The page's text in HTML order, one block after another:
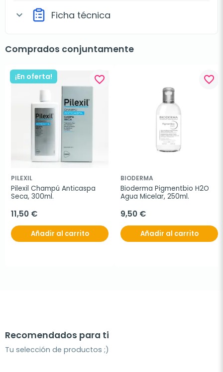
expand_more Ficha técnica
Comprados conjuntamente
¡En oferta! favorite_border
PILEXIL
Pilexil Champú Anticaspa
Seca, 300ml.
11,50 €
Añadir al carrito
favorite_border
BIODERMA
Bioderma Pigmentbio H2O
Agua Micelar, 250ml.
9,50 €
Añadir al carrito
Recomendados para ti
Tu selección de productos ;)